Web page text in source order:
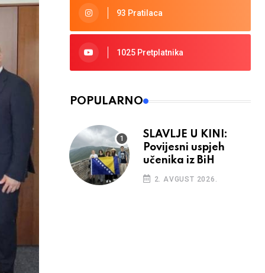
93 Pratilaca
1025 Pretplatnika
POPULARNO
SLAVLJE U KINI:
Povijesni uspjeh
učenika iz BiH
2. AVGUST 2026.